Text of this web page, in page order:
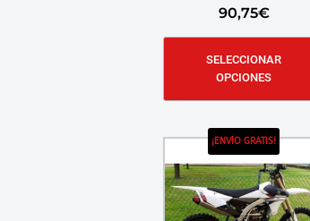
90,75€
SELECCIONAR
OPCIONES
¡ENVÍO GRATIS!